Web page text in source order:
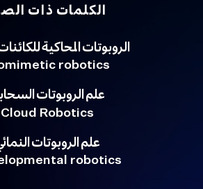
الكلمات ذات
robotics
الروبوتات المحاكية
Cloud Robotics
علم الروبوتات
robotics
علم الروبوتات